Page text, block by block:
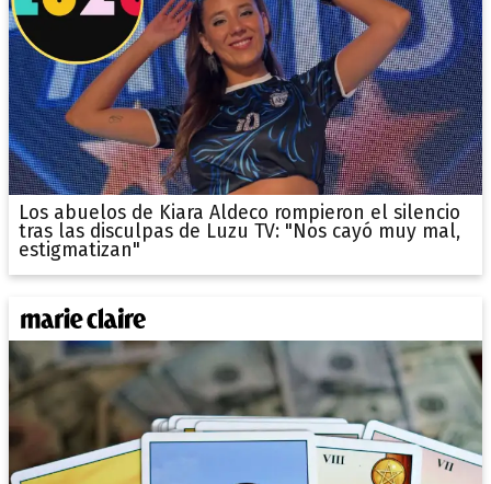
Los abuelos de Kiara Aldeco rompieron el silencio
tras las disculpas de Luzu TV: "Nos cayó muy mal,
estigmatizan"